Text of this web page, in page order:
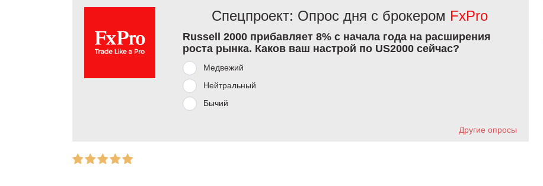
Спецпроект: Опрос дня с брокером FxPro
Russell 2000 прибавляет 8% с начала года на расширения
роста рынка. Каков ваш настрой по US2000 сейчас?
Медвежий
Нейтральный
Бычий
Другие опросы